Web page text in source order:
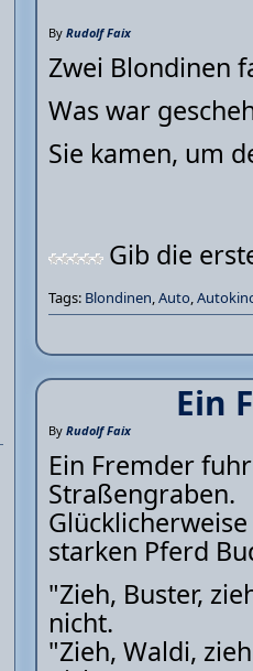
By Rudolf Faix
Zwei Blondinen
Was war
Sie kamen, um
Gib die
Tags: Blondinen,Auto,
Ein
By Rudolf Faix
Ein Fremder
Straßengraben.
starken Pferd
"Zieh, Buster,
nicht.
"Zieh, Waldi,